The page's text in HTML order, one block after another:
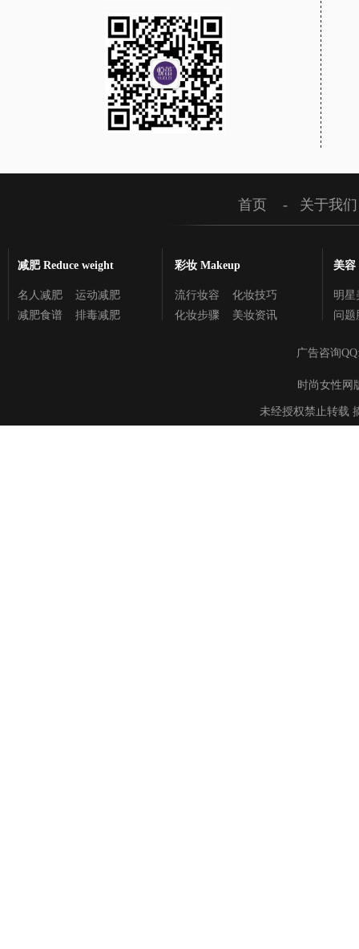
首页 - 关于我们
减肥 Reduce weight
名人减肥
运动减肥
减肥食谱
排毒减肥
彩妆 Makeup
流行妆容
化妆技巧
化妆步骤
美妆资讯
美容
明星
问题
广告咨询
时尚女性网
未经授权禁止转载